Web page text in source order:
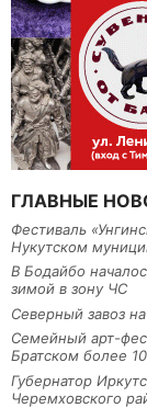
ГЛАВНЫЕ
Фестиваль
Нукутском
В Бодайбо
зимой в зону ЧС
Северный завоз
Семейный арт-
Братском более
Губернатор
Черемховского